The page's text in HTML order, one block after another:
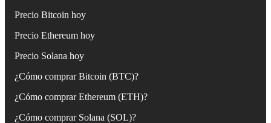
Precio Bitcoin hoy
Precio Ethereum hoy
Precio Solana hoy
¿Cómo comprar Bitcoin (BTC)?
¿Cómo comprar Ethereum (ETH)?
¿Cómo comprar Solana (SOL)?